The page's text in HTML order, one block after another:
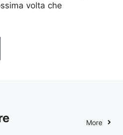
volta che
More